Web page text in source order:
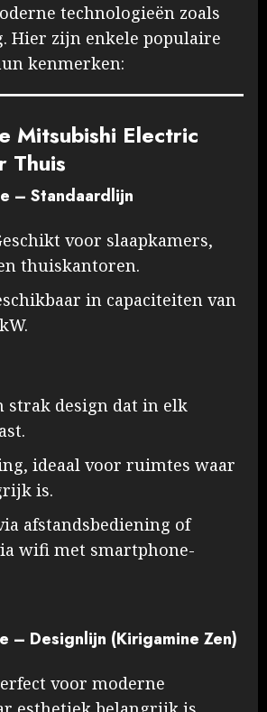
technologieën zoals
Hier zijn enkele populaire
kenmerken:
Mitsubishi Electric
Thuis
– Standaardlijn
voor slaapkamers,
thuiskantoren.
in capaciteiten van
strak design dat in elk
ideaal voor ruimtes waar
is.
afstandsbediening of
wifi met smartphone-
– Designlijn (Kirigamine Zen)
voor moderne